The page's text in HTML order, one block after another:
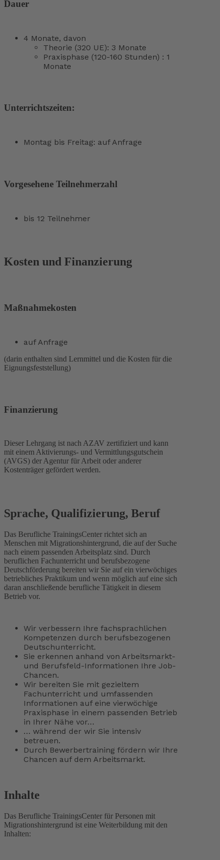
Dauer
4 Monate, davon
Theorie (320 UE): 3 Monate
Praxisphase (120-160 Stunden) : 1
Monate
Unterrichtszeiten:
Montag bis Freitag: auf Anfrage
Vorgesehene Teilnehmerzahl
bis 12 Teilnehmer
Kosten und Finanzierung
Maßnahmekosten
auf Anfrage
(darin enthalten sind Lernmittel und die Kosten für die
Eignungsfeststellung)
Finanzierung
Dieser Lehrgang ist nach AZAV zertifiziert und kann
mit einem Aktivierungs- und Vermittlungsgutschein
(AVGS) der Agentur für Arbeit oder anderer
Kostenträger gefördert werden.
Sprache, Qualifizierung, Beruf
Das Berufliche TrainingsCenter richtet sich an
Menschen mit Migrationshintergrund, die auf der Suche
nach einem passenden Arbeitsplatz sind. Durch
beruflichen Fachunterricht und berufsbezogene
Deutschförderung bereiten wir Sie auf ein vierwöchiges
betriebliches Praktikum und wenn möglich auf eine sich
daran anschließende berufliche Tätigkeit in diesem
Betrieb vor.
Wir verbessern Ihre fachsprachlichen
Kompetenzen durch berufsbezogenen
Deutschunterricht.
Sie erkennen anhand von Arbeitsmarkt-
und Berufsfeld-Informationen Ihre Job-
Chancen.
Wir bereiten Sie mit gezieltem
Fachunterricht und umfassenden
Informationen auf eine vierwöchige
Praxisphase in einem passenden Betrieb
in Ihrer Nähe vor…
… während der wir Sie intensiv
betreuen.
Durch Bewerbertraining fördern wir Ihre
Chancen auf dem Arbeitsmarkt.
Inhalte
Das Berufliche TrainingsCenter für Personen mit
Migrationshintergrund ist eine Weiterbildung mit den
Inhalten: